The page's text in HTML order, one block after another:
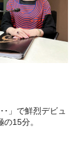
」で鮮烈デビュ
15分。